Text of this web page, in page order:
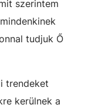
szerintem
tudjuk Ő
trendeket
kerülnek a